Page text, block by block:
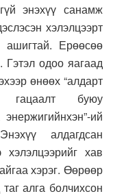
энэхүү санамж
хэлэлцээрт
Ерөөсөө
Гэтэл одоо яагаад
өнөөх “алдарт
гацаалт буюу
ий
алдагдсан
хав
хэрэг. Өөрөөр
алга болчихсон